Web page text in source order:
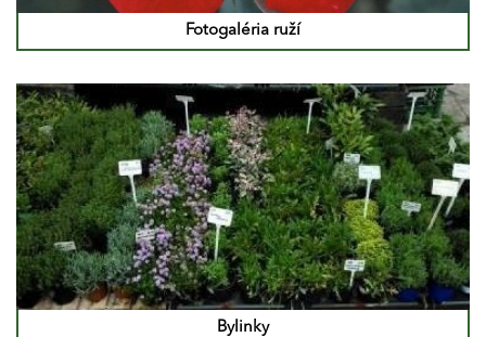
Fotogaléria ruží
Bylinky